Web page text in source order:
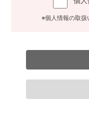
※個人情報の取扱